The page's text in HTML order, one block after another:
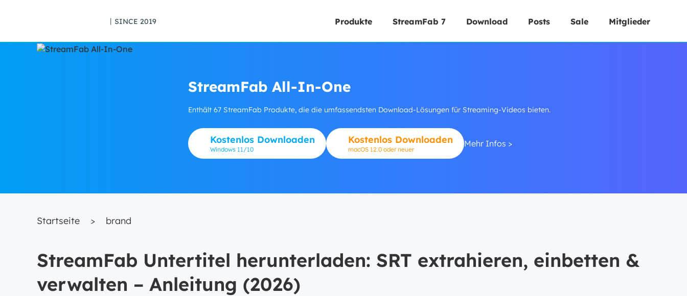
丨SINCE 2019 Produkte StreamFab 7 Download Posts Sale Mitglieder
StreamFab All-In-One
Enthält 67 StreamFab Produkte, die die umfassendsten Download-Lösungen für Streaming-Videos bieten.
Kostenlos Downloaden
Windows 11/10
Kostenlos Downloaden
macOS 12.0 oder neuer
Mehr Infos >
Startseite > brand
StreamFab Untertitel herunterladen: SRT extrahieren, einbetten &
verwalten – Anleitung (2026)